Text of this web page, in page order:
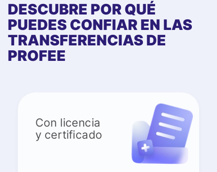
DESCUBRE POR QUÉ
PUEDES CONFIAR EN LAS
TRANSFERENCIAS DE
PROFEE
Con licencia
y certificado